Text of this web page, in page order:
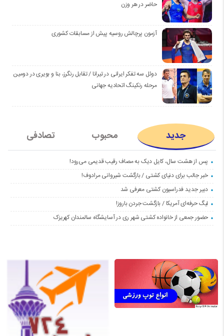
حاضر در هر وزن
آزمون پرچالش روسیه پیش از مسابقات کشوری
دوئل سه تفکر ایرانی در تیرانا / تقابل رنگرز، بنا و بویری در دومین
مرحله رنکینگ اتحادیه جهانی
جدید محبوب تصادفی
پس از هشت سال، کایل دیک به مصاف رقیب قدیمی می‌رود!
خبر جالب برای دنیای کشتی / بازگشت شیروانی مرادوف!
دبیر جدید فدراسیون کشتی معرفی شد
لیگ حرفه‌ای آمریکا / بازگشت جردن باروز!
حضور جمعی از خانواده کشتی شهر ری در آسایشگاه سالمندان کهریزک